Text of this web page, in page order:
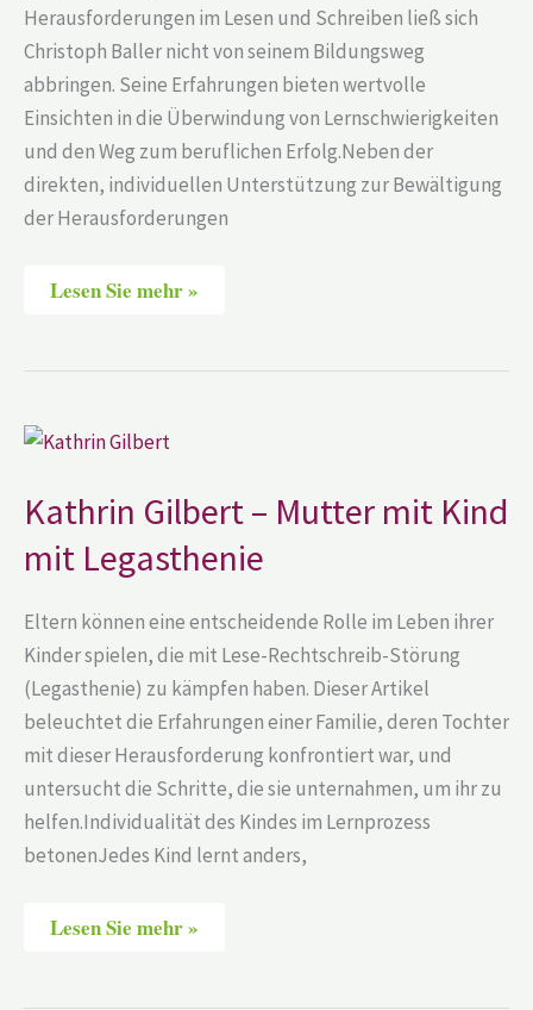
Herausforderungen im Lesen und Schreiben ließ sich
Christoph Baller nicht von seinem Bildungsweg
abbringen. Seine Erfahrungen bieten wertvolle
Einsichten in die Überwindung von Lernschwierigkeiten
und den Weg zum beruflichen Erfolg.Neben der
direkten, individuellen Unterstützung zur Bewältigung
der Herausforderungen
Lesen Sie mehr »
Kathrin Gilbert – Mutter mit Kind
mit Legasthenie
Eltern können eine entscheidende Rolle im Leben ihrer
Kinder spielen, die mit Lese-Rechtschreib-Störung
(Legasthenie) zu kämpfen haben. Dieser Artikel
beleuchtet die Erfahrungen einer Familie, deren Tochter
mit dieser Herausforderung konfrontiert war, und
untersucht die Schritte, die sie unternahmen, um ihr zu
helfen.Individualität des Kindes im Lernprozess
betonenJedes Kind lernt anders,
Kathrin
Gilbert
Mutter
mit
Kind
mit
Legasthenie
Lesen Sie mehr »